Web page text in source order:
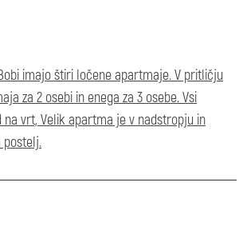
imajo štiri ločene apartmaje. V pritličju
za 2 osebi in enega za 3 osebe. Vsi
na vrt, Velik apartma je v nadstropju in
postelj.